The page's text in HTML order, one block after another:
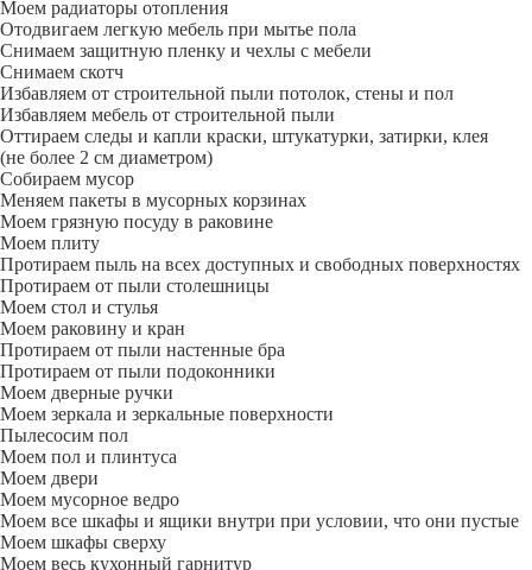
Моем радиаторы отопления
Отодвигаем легкую мебель при мытье пола
Снимаем защитную пленку и чехлы с мебели
Снимаем скотч
Избавляем от строительной пыли потолок, стены и пол
Избавляем мебель от строительной пыли
Оттираем следы и капли краски, штукатурки, затирки, клея
(не более 2 см диаметром)
Собираем мусор
Меняем пакеты в мусорных корзинах
Моем грязную посуду в раковине
Моем плиту
Протираем пыль на всех доступных и свободных поверхностях
Протираем от пыли столешницы
Моем стол и стулья
Моем раковину и кран
Протираем от пыли настенные бра
Протираем от пыли подоконники
Моем дверные ручки
Моем зеркала и зеркальные поверхности
Пылесосим пол
Моем пол и плинтуса
Моем двери
Моем мусорное ведро
Моем все шкафы и ящики внутри при условии, что они пустые
Моем шкафы сверху
Моем весь кухонный гарнитур